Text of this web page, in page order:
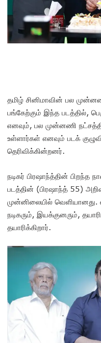
தமிழ் சினிமாவின் பல
பங்கேற்கும் இந்த படத்தில்,
எனவும், பல முன்னணி
உள்ளார்கள் எனவும் படக்
தெரிவிக்கின்றனர்.
நடிகர் பிரஷாந்த்தின்
படத்தின் (பிரஷாந்த் 55)
முன்னிலையில் வெளியானது.
நடிகரும், இயக்குனரும்,
தயாரிக்கிறார்.